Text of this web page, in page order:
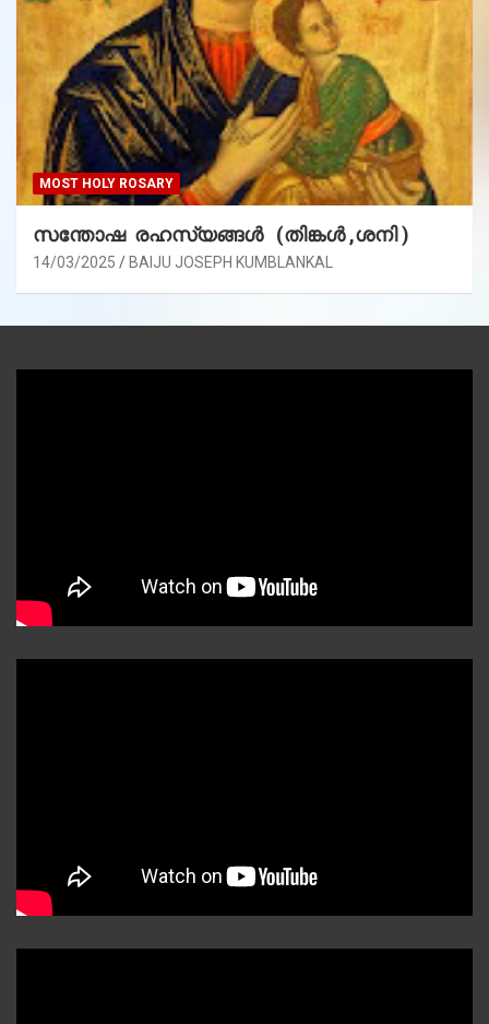
MOST HOLY ROSARY
സന്തോഷ രഹസ്യങ്ങൾ (തിങ്കൾ ,ശനി )
14/03/2025 BAIJU JOSEPH KUMBLANKAL